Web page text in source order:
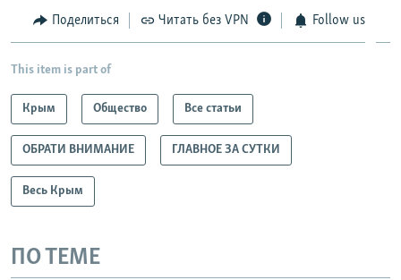
Поделиться Читать без VPN Follow us
This item is part of
Крым Общество Все статьи
ОБРАТИ ВНИМАНИЕ ГЛАВНОЕ ЗА СУТКИ
Весь Крым
ПО ТЕМЕ